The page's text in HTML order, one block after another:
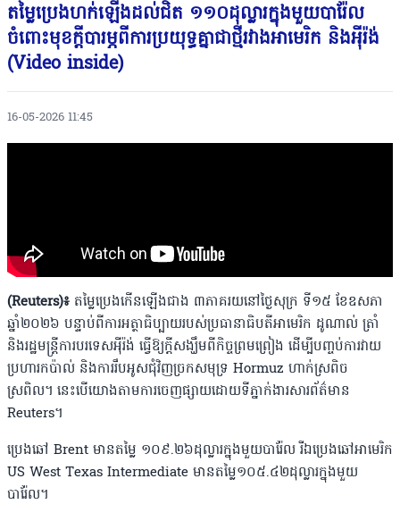
តម្លៃប្រេងហក់ឡេីងដល់ជិត ១១០ដុល្លារក្នុងមួយបារ៉ែល
ចំពោះមុខក្តីបារម្ភពីការប្រយុទ្ធគ្នាជាថ្មីរវាងអាមេរិក និងអ៉ីរ៉ង់
(Video inside)
16-05-2026 11:45
(Reuters)៖ តម្លៃប្រេងកេីនឡើងជាង ៣ភាគរយនៅថ្ងៃសុក្រ ទី១៥ ខែឧសភា
ឆ្នាំ២០២៦ បន្ទាប់ពីការអត្ថាធិប្បាយរបស់ប្រធានាធិបតីអាមេរិក ដូណាល់ ត្រាំ
និងរដ្ឋមន្ត្រីការបរទេសអ៉ីរ៉ង់ ធ្វេីឱ្យក្តីសង្ឃឹមពីកិច្ចព្រមព្រៀង ដើម្បីបញ្ចប់ការវាយ
ប្រហារកប៉ាល់ និងការរឹបអូសជុំវិញច្រកសមុទ្រ Hormuz ហាក់ស្រពិច
ស្រពិល។ នេះបេីយោងតាមការចេញផ្សាយដោយទីភ្នាក់ងារសារព័ត៌មាន
Reuters។
ប្រេងឆៅ Brent មានតម្លៃ ១០៩.២៦ដុល្លារក្នុងមួយបារ៉ែល រីឯប្រេងឆៅអាមេរិក
US West Texas Intermediate មានតម្លៃ​១០៥.៤២ដុល្លារក្នុងមួយ
បារ៉ែល។